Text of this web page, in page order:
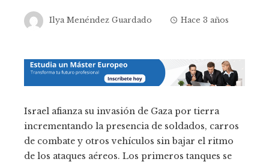
Ilya Menéndez Guardado Hace 3 años
Israel afianza su invasión de Gaza por tierra
incrementando la presencia de soldados, carros
de combate y otros vehículos sin bajar el ritmo
de los ataques aéreos. Los primeros tanques se